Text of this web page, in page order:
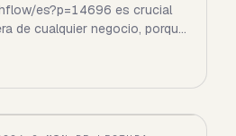
es?p=14696 es crucial
de cualquier negocio, porque